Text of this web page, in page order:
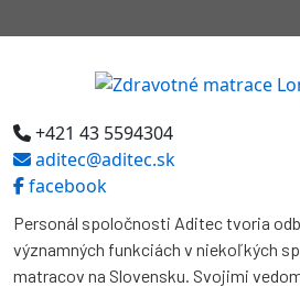
+421 43 5594304
aditec@aditec.sk
facebook
Personál spoločnosti Aditec tvoria
významných funkciách v niekoľkých
matracov na Slovensku. Svojimi